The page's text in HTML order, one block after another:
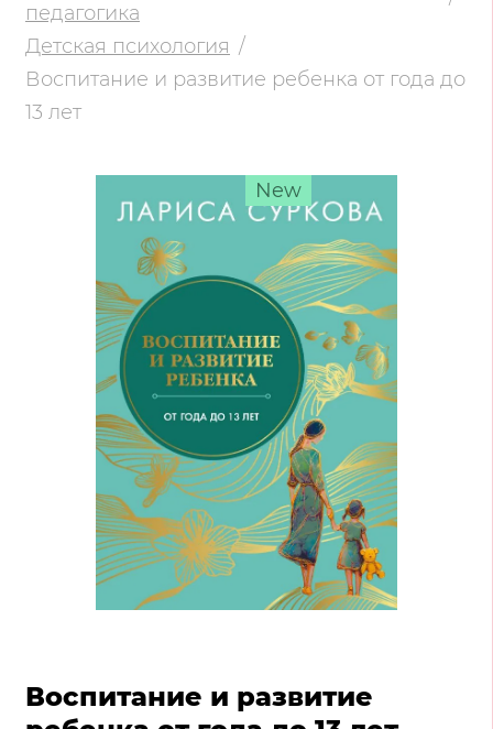
педагогика
Детская психология
Воспитание и развитие ребенка от года до
13 лет
New
Воспитание и развитие